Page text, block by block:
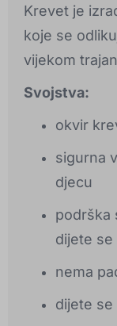
Krevet je
koje se
vijekom
Svojstva:
okvir
sigurna
djecu
podrška
dijete se
nema
dijete se